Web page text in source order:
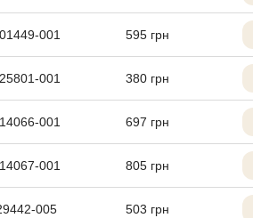
001 595 грн
001 380 грн
001 697 грн
001 805 грн
005 503 грн